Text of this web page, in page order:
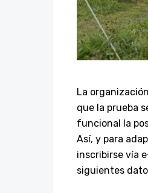
La
que la prueba
funcional la
Así, y para
inscribirse vía
siguientes